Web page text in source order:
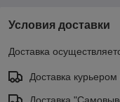
Условия доставки
Доставка
Доставка